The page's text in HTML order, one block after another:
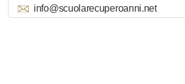
info@scuolarecuperoanni.net